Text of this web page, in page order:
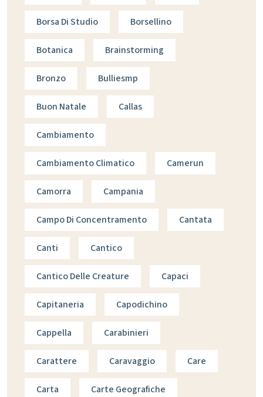
Borsa Di Studio Borsellino
Botanica Brainstorming
Bronzo Bulliesmp
Buon Natale Callas
Cambiamento
Cambiamento Climatico Camerun
Camorra Campania
Campo Di Concentramento Cantata
Canti Cantico
Cantico Delle Creature Capaci
Capitaneria Capodichino
Cappella Carabinieri
Carattere Caravaggio Care
Carta Carte Geografiche